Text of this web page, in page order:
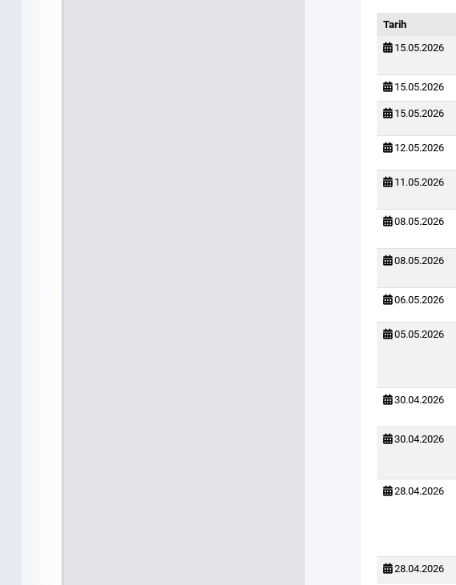
Tarih
15.05.2026
15.05.2026
15.05.2026
12.05.2026
11.05.2026
08.05.2026
08.05.2026
06.05.2026
05.05.2026
30.04.2026
30.04.2026
28.04.2026
28.04.2026